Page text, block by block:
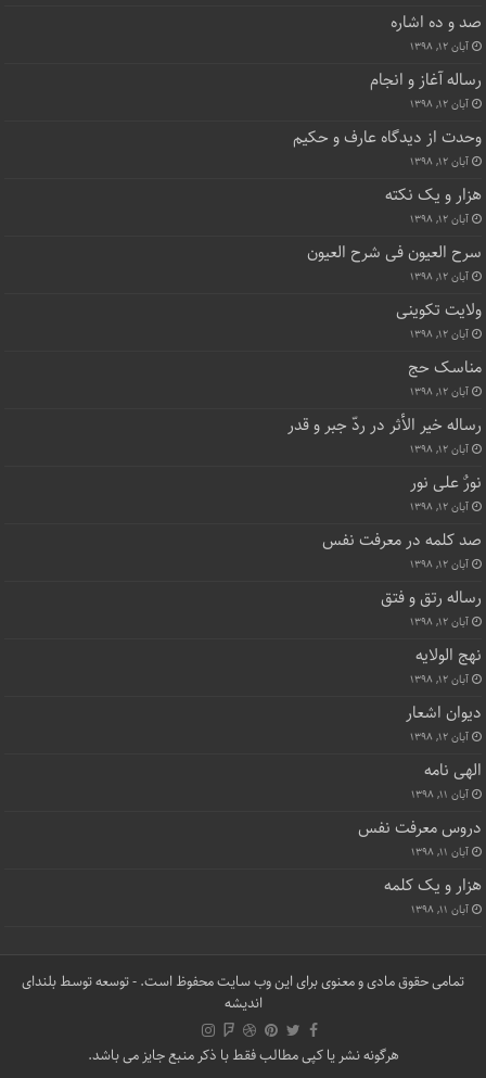
صد و ده اشاره
آبان ۱۲, ۱۳۹۸
رساله آغاز و انجام
آبان ۱۲, ۱۳۹۸
وحدت از دیدگاه عارف و حکیم
آبان ۱۲, ۱۳۹۸
هزار و یک نکته
آبان ۱۲, ۱۳۹۸
سرح العیون فی شرح العیون
آبان ۱۲, ۱۳۹۸
ولایت تکوینی
آبان ۱۲, ۱۳۹۸
مناسک حج
آبان ۱۲, ۱۳۹۸
رساله خیر الأثر در ردّ جبر و قدر
آبان ۱۲, ۱۳۹۸
نورٌ علی نور
آبان ۱۲, ۱۳۹۸
صد کلمه در معرفت نفس
آبان ۱۲, ۱۳۹۸
رساله رتق و فتق
آبان ۱۲, ۱۳۹۸
نهج الولایه
آبان ۱۲, ۱۳۹۸
دیوان اشعار
آبان ۱۲, ۱۳۹۸
الهی نامه
آبان ۱۱, ۱۳۹۸
دروس معرفت نفس
آبان ۱۱, ۱۳۹۸
هزار و یک کلمه
آبان ۱۱, ۱۳۹۸
تمامی حقوق مادی و معنوی برای این وب سایت محفوظ است. - توسعه توسطبلندای
اندیشه
هرگونه نشر یا کپی مطالب فقط با ذکر منبع جایز می باشد.